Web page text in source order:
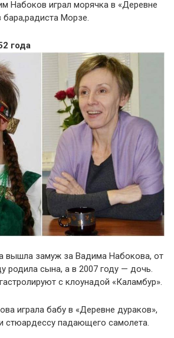
Набоков играл морячка в «Деревне
Морзе.
года
вышла замуж за Вадима Набокова, от
родила сына, а в 2007 году — дочь.
с клоунадой «Каламбур».
играла бабу в «Деревне дураков»,
стюардессу падающего самолета.